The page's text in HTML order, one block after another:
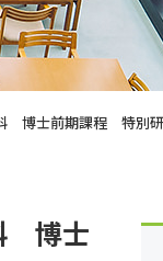
博士前期課程 特別研
博士